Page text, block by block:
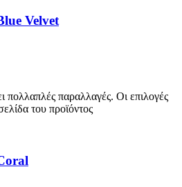
Velvet
πολλαπλές παραλλαγές. Οι επιλογές
του προϊόντος